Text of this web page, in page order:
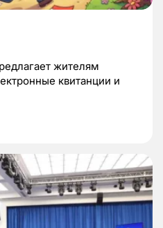
жителям
квитанции и